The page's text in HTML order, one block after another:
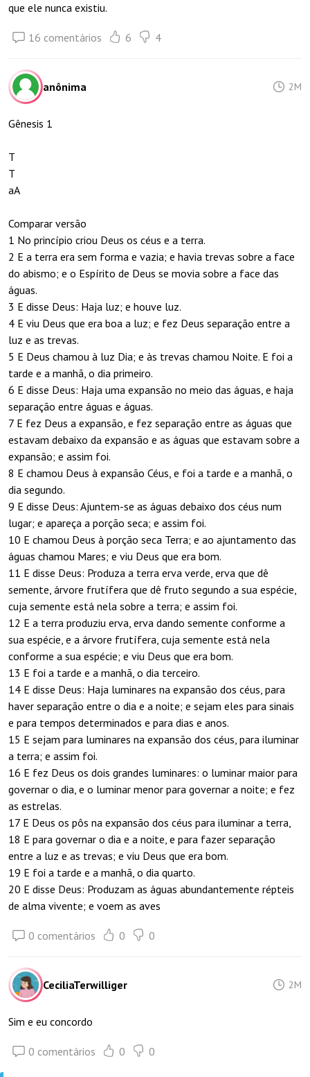
que ele nunca existiu.
16 comentários 6 4
anônima 2M
Gênesis 1
T
T
aA
Comparar versão
1 No princípio criou Deus os céus e a terra.
2 E a terra era sem forma e vazia; e havia trevas sobre a face
do abismo; e o Espírito de Deus se movia sobre a face das
águas.
3 E disse Deus: Haja luz; e houve luz.
4 E viu Deus que era boa a luz; e fez Deus separação entre a
luz e as trevas.
5 E Deus chamou à luz Dia; e às trevas chamou Noite. E foi a
tarde e a manhã, o dia primeiro.
6 E disse Deus: Haja uma expansão no meio das águas, e haja
separação entre águas e águas.
7 E fez Deus a expansão, e fez separação entre as águas que
estavam debaixo da expansão e as águas que estavam sobre a
expansão; e assim foi.
8 E chamou Deus à expansão Céus, e foi a tarde e a manhã, o
dia segundo.
9 E disse Deus: Ajuntem-se as águas debaixo dos céus num
lugar; e apareça a porção seca; e assim foi.
10 E chamou Deus à porção seca Terra; e ao ajuntamento das
águas chamou Mares; e viu Deus que era bom.
11 E disse Deus: Produza a terra erva verde, erva que dê
semente, árvore frutífera que dê fruto segundo a sua espécie,
cuja semente está nela sobre a terra; e assim foi.
12 E a terra produziu erva, erva dando semente conforme a
sua espécie, e a árvore frutífera, cuja semente está nela
conforme a sua espécie; e viu Deus que era bom.
13 E foi a tarde e a manhã, o dia terceiro.
14 E disse Deus: Haja luminares na expansão dos céus, para
haver separação entre o dia e a noite; e sejam eles para sinais
e para tempos determinados e para dias e anos.
15 E sejam para luminares na expansão dos céus, para iluminar
a terra; e assim foi.
16 E fez Deus os dois grandes luminares: o luminar maior para
governar o dia, e o luminar menor para governar a noite; e fez
as estrelas.
17 E Deus os pôs na expansão dos céus para iluminar a terra,
18 E para governar o dia e a noite, e para fazer separação
entre a luz e as trevas; e viu Deus que era bom.
19 E foi a tarde e a manhã, o dia quarto.
20 E disse Deus: Produzam as águas abundantemente répteis
de alma vivente; e voem as aves
0 comentários 0 0
CeciliaTerwilliger 2M
Sim e eu concordo
0 comentários 0 0